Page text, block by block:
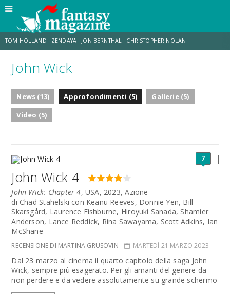
TOM HOLLAND ZENDAYA JON BERNTHAL CHRISTOPHER NOLAN
STRANIMONDI LUCCA COMICS & GAMES
DESTIN DANIEL CRETTON
John Wick
News (13) Approfondimenti (5)
Gallerie (5)
Video (5)
7
John Wick 4
John Wick: Chapter 4, USA, 2023, Azione
di Chad Stahelski con Keanu Reeves, Donnie Yen, Bill
Skarsgård, Laurence Fishburne, Hiroyuki Sanada, Shamier
Anderson, Lance Reddick, Rina Sawayama, Scott Adkins, Ian
McShane
RECENSIONE DI MARTINA GRUSOVIN MARTEDÌ 21 MARZO 2023
Dal 23 marzo al cinema il quarto capitolo della saga John
Wick, sempre più esagerato. Per gli amanti del genere da
non perdere e da vedere assolutamente su grande schermo